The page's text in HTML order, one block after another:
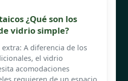
¿Qué son los
vidrio simple?
A diferencia de los
el vidrio
acomodaciones